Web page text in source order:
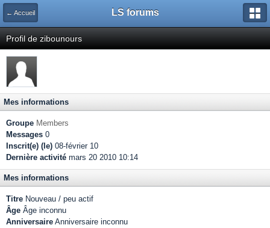
← Accueil LS forums
Profil de zibounours
Mes informations
Groupe Members
Messages 0
Inscrit(e) (le) 08-février 10
Dernière activité mars 20 2010 10:14
Mes informations
Titre Nouveau / peu actif
Âge Âge inconnu
Anniversaire Anniversaire inconnu